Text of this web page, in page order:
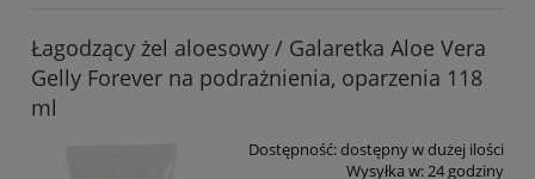
Łagodzący żel aloesowy / Galaretka Aloe Vera
Gelly Forever na podrażnienia, oparzenia 118
ml
Dostępność:dostępny w dużej ilości
Wysyłka w:24 godziny